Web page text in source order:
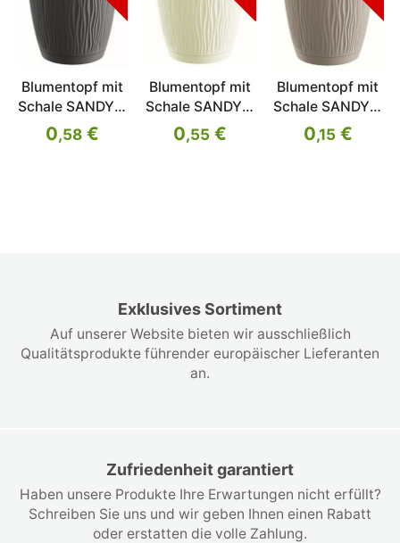
Exklusives Sortiment
Auf unserer Website bieten wir ausschließlich
Qualitätsprodukte führender europäischer Lieferanten
an.
Zufriedenheit garantiert
Haben unsere Produkte Ihre Erwartungen nicht erfüllt?
Schreiben Sie uns und wir geben Ihnen einen Rabatt
oder erstatten die volle Zahlung.
Blumentopf mit
Schale SANDY P
anthrazit 10,8
cm
0,58€
Blumentopf mit
Schale SANDY P
creme 10,8 cm
0,55€
Blumentopf mit
Schale SANDY P
mocca 10,8 cm
0,15€